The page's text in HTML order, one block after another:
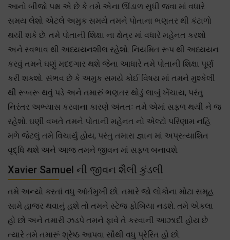
આનો બીજો પક્ષ એ છે કે તમે એના ઊંડાળ સુધી જવા માં વધારે
સમય લેશો એટલે અમુક સમયે તમને પોતાના ભણતર થી કંટાળો
થયી શકે છે. તમે પોતાની શિક્ષા ના ક્ષેત્ર માં વધારે મહેનત કરશો
અને સ્વભાવ થી અધ્યયનશીલ રહેશો. નિયમિત રૂપ થી અધ્યયન
કરવું તમને ઘણું મદદગાર થશે જેના આધારે તમે પોતાની શિક્ષા પૂર્ણ
કરી શકશો. સંભવ છે કે અમુક સમયે કોઈ વિષય માં તમને મુશ્કેલી
થી રૂબરૂ થવું પડે અને તમારું ભણતર થોડું લાબું ખેંચાય, પરંતુ
નિરંતર અભ્યાસ કરવાના કારણે અંતતઃ તમે એમાં સફળ થયી ને જ
રહેશો. ઘણી વખતે તમને પોતાની મહેનત નો એલ્ટો પરિણામ નહિ
મળે જેટલું તમે વિચાર્યું હોય, પરંતુ તમારા જ્ઞાન માં અપ્રત્યાશિત
વૃદ્ધિ થશે અને આજ તમને જીવન માં સફળ બનાવશે.
Xavier Samuel ની જીવન શૈલી કુંડલી
તમે અન્યો કરતાં વધુ આંર્તમુખી છો. તમારે જો લોકોના મોટા સમૂહ
સામે હાજર થવાનું હશે તો તમને સ્ટેજ ફોબિયા નડશે. તમે એકલા
હો છો અને તમારી ઝડપે તમને ફાવે તે કરવાની આઝાદી હોય છે
ત્યારે તમે તમારૂં શ્રેષ્ઠ આપવા સૌથી વધુ પ્રેરિત હો છો.